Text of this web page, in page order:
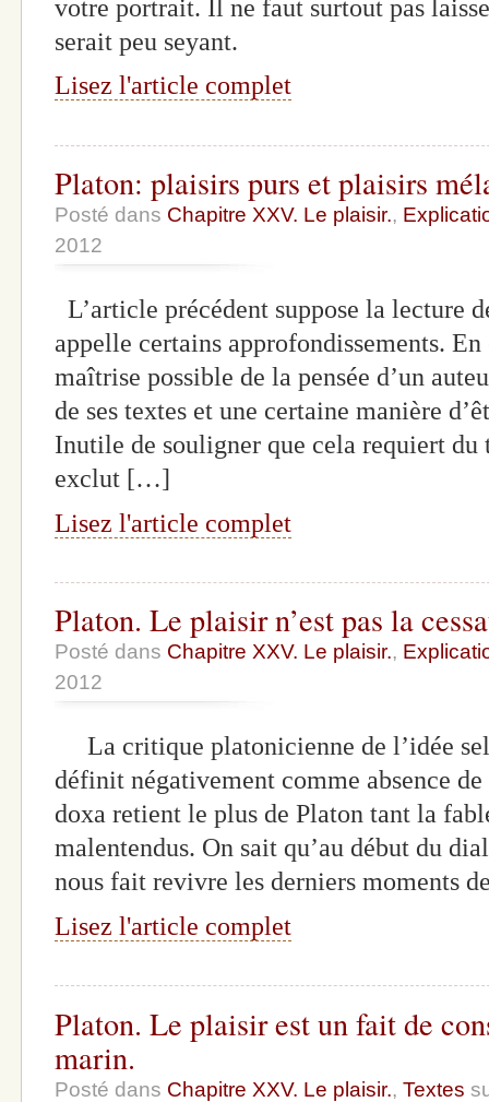
votre portrait. Il ne faut surtout pas
serait peu seyant.
Lisez l'article complet
Platon: plaisirs purs et plaisirs
Posté dans Chapitre XXV. Le plaisir.,
2012
L’article précédent suppose la lecture
appelle certains approfondissements.
maîtrise possible de la pensée d’un
de ses textes et une certaine manière
Inutile de souligner que cela requiert du
exclut […]
Lisez l'article complet
Platon. Le plaisir n’est pas la
Posté dans Chapitre XXV. Le plaisir.,
2012
La critique platonicienne de l’idée
définit négativement comme absence de
doxa retient le plus de Platon tant la
malentendus. On sait qu’au début du
nous fait revivre les derniers moments
Lisez l'article complet
Platon. Le plaisir est un fait de
marin.
Posté dans Chapitre XXV. Le plaisir., Textes